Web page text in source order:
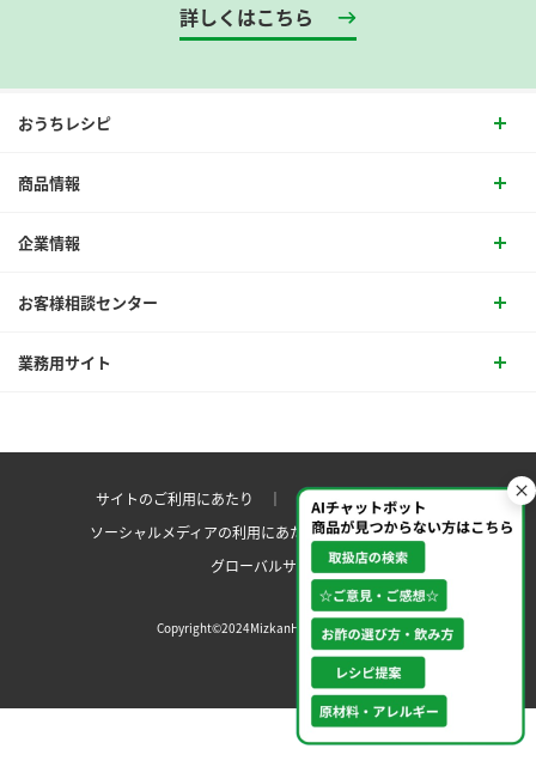
詳しくはこちら
おうちレシピ
商品情報
企業情報
お客様相談センター
業務用サイト
サイトのご利用にあたり ｜プライバシーポリシー
ソーシャルメディアの利用にあたりサイトマップ ｜
グローバルサイト
Copyright©2024MizkanHoldingsCo.Ltd.